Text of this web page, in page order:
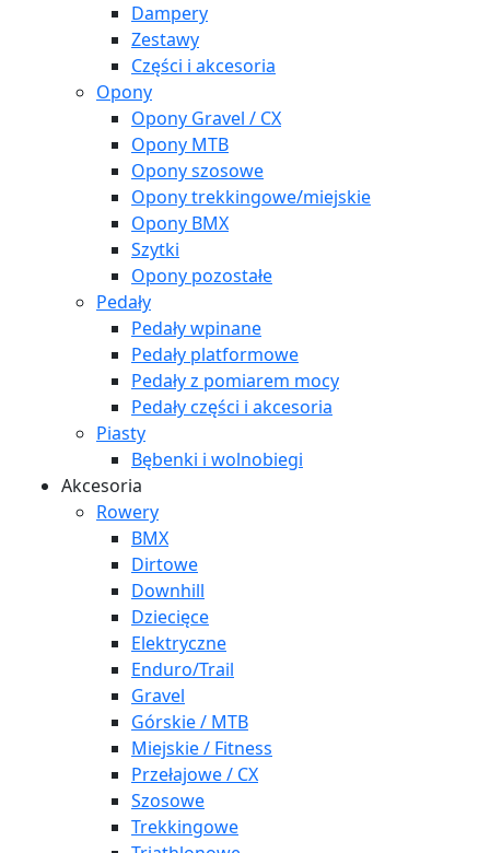
Dampery
Zestawy
Części i akcesoria
Opony
Opony Gravel / CX
Opony MTB
Opony szosowe
Opony trekkingowe/miejskie
Opony BMX
Szytki
Opony pozostałe
Pedały
Pedały wpinane
Pedały platformowe
Pedały z pomiarem mocy
Pedały części i akcesoria
Piasty
Bębenki i wolnobiegi
Akcesoria
Rowery
BMX
Dirtowe
Downhill
Dziecięce
Elektryczne
Enduro/Trail
Gravel
Górskie / MTB
Miejskie / Fitness
Przełajowe / CX
Szosowe
Trekkingowe